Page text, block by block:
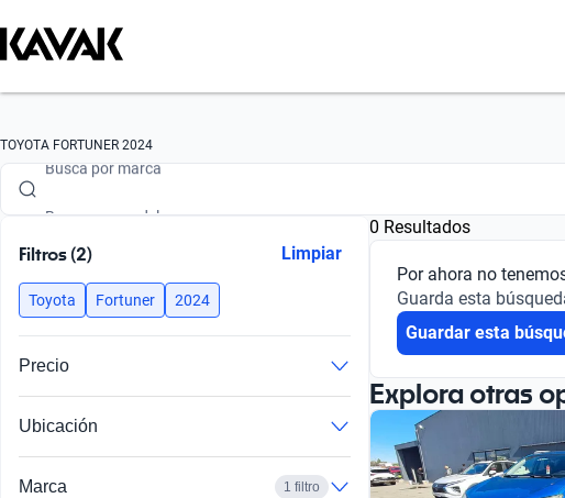
TOYOTA FORTUNER 2024
Busca por marca
Busca por año
Busca por marca
Busca por versión
Busca por año
Filtros (2) Limpiar
Toyota Fortuner 2024
Precio
Ubicación
Marca 1 filtro
0 Resultados
Por ahora no
Guarda esta
Guardar esta
Explora otras